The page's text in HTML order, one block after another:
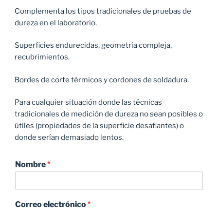
Complementa los tipos tradicionales de pruebas de
dureza en el laboratorio.
Superficies endurecidas, geometría compleja,
recubrimientos.
Bordes de corte térmicos y cordones de soldadura.
Para cualquier situación donde las técnicas
tradicionales de medición de dureza no sean posibles o
útiles (propiedades de la superficie desafiantes) o
donde serían demasiado lentos.
Nombre*
Correo electrónico*